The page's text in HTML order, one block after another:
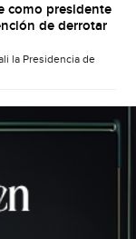
como presidente
de derrotar
la Presidencia de